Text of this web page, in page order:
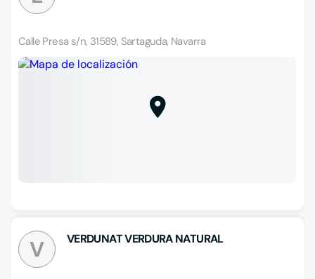
Calle Presa s/n, 31589, Sartaguda, Navarra
V VERDUNAT VERDURA NATURAL